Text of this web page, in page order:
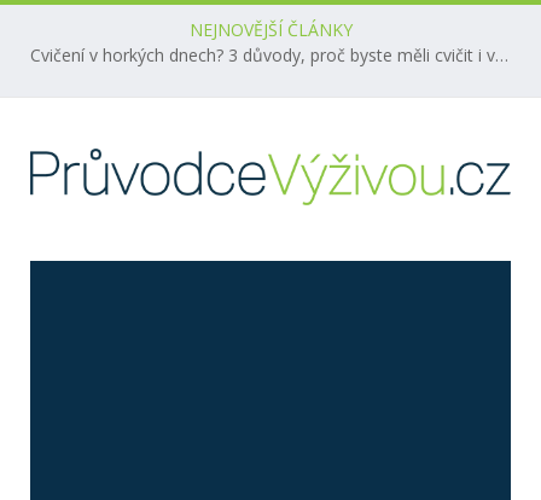
NEJNOVĚJŠÍ ČLÁNKY
Cvičení v horkých dnech? 3 důvody, proč byste měli cvičit i v létě!